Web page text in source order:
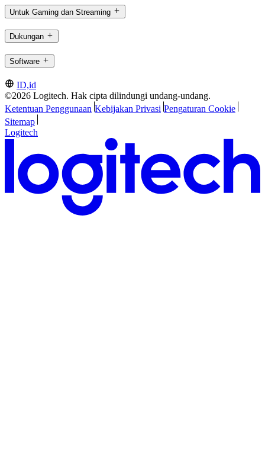
Untuk Gaming dan Streaming
Dukungan
Software
ID,id
©2026 Logitech. Hak cipta dilindungi undang-undang.
Ketentuan Penggunaan Kebijakan Privasi Pengaturan Cookie
Sitemap
Logitech